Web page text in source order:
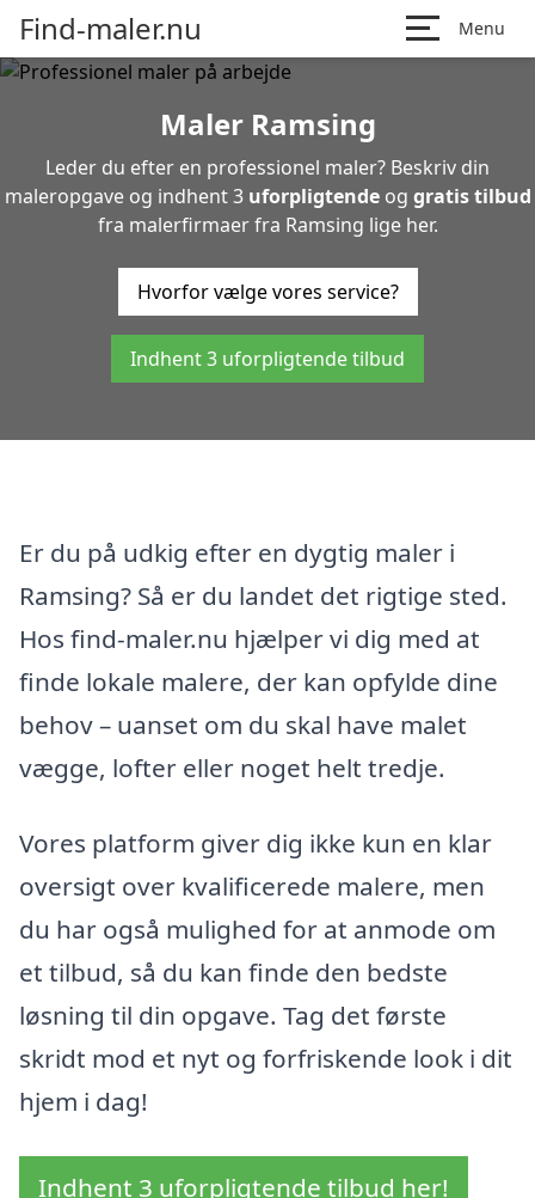
Find-maler.nu Menu
Maler Ramsing
Leder du efter en professionel maler? Beskriv din
maleropgave og indhent 3 uforpligtendeog gratis tilbud
fra malerfirmaer fra Ramsing lige her.
Hvorfor vælge vores service?
Indhent 3 uforpligtende tilbud
Er du på udkig efter en dygtig maler i
Ramsing? Så er du landet det rigtige sted.
Hos find-maler.nu hjælper vi dig med at
finde lokale malere, der kan opfylde dine
behov – uanset om du skal have malet
vægge, lofter eller noget helt tredje.
Vores platform giver dig ikke kun en klar
oversigt over kvalificerede malere, men
du har også mulighed for at anmode om
et tilbud, så du kan finde den bedste
løsning til din opgave. Tag det første
skridt mod et nyt og forfriskende look i dit
hjem i dag!
Indhent 3 uforpligtende tilbud her!